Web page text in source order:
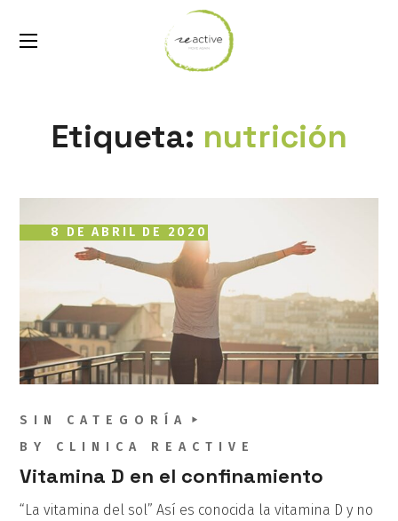
Etiqueta: nutrición
8 DE ABRIL DE 2020
SIN CATEGORÍA
BY CLINICA REACTIVE
Vitamina D en el confinamiento
“La vitamina del sol” Así es conocida la vitamina D y no